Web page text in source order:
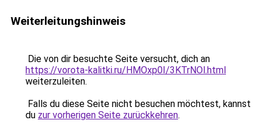
Weiterleitungshinweis
Die von dir besuchte Seite versucht, dich an
https://vorota-kalitki.ru/HMOxp0I/3KTrNOl.html
weiterzuleiten.
Falls du diese Seite nicht besuchen möchtest, kannst
du zur vorherigen Seite zurückkehren.